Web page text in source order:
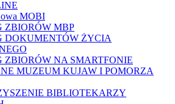
MOBI
ZBIORÓW MBP
DOKUMENTÓW ŻYCIA
ZBIORÓW NA SMARTFONIE
MUZEUM KUJAW I POMORZA
BIBLIOTEKARZY